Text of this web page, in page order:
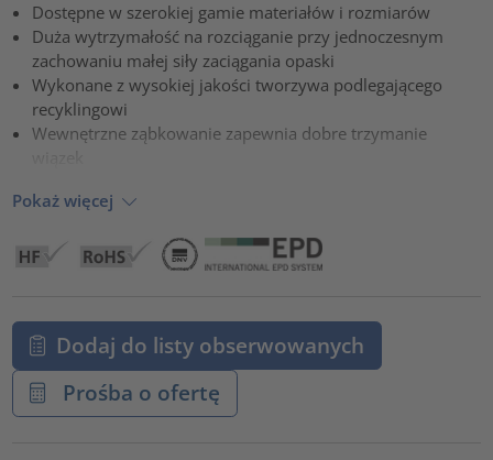
Dostępne w szerokiej gamie materiałów i rozmiarów
Duża wytrzymałość na rozciąganie przy jednoczesnym
zachowaniu małej siły zaciągania opaski
Wykonane z wysokiej jakości tworzywa podlegającego
recyklingowi
Wewnętrzne ząbkowanie zapewnia dobre trzymanie
Pokaż więcej
Dodaj do listy obserwowanych
Prośba o ofertę